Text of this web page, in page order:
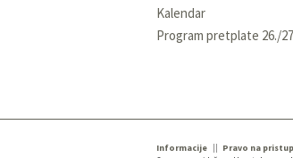
Kalendar
Program pretplate 26./
Informacije Pravo na